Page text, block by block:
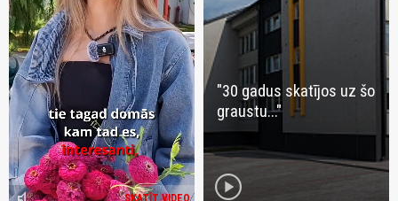
SKATĪT VIDEO
"30 gadus skatījos uz šo
graustu..."
play_circle